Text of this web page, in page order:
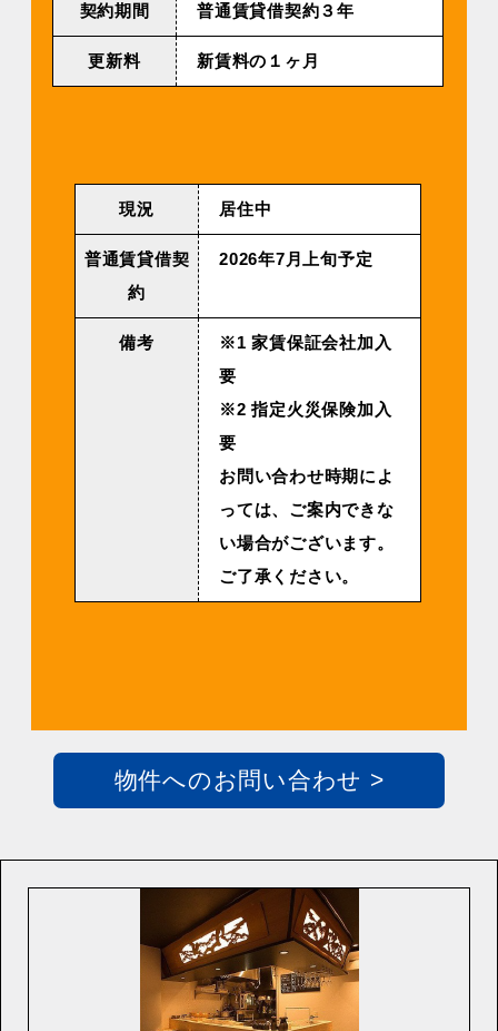
契約期間 普通賃貸借契約３年
更新料 新賃料の１ヶ月
現況 居住中
普通賃貸借契
約
2026年7⽉上旬予定
備考
※1 家賃保証会社加入
要
※2 指定火災保険加入
要
お問い合わせ時期によ
っては、ご案内できな
い場合がございます。
ご了承ください。
物件へのお問い合わせ >